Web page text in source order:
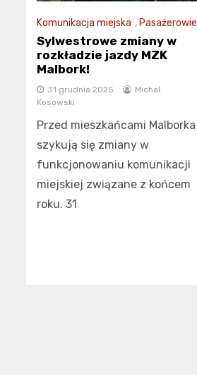
Komunikacja miejska , Pasażerowie
Sylwestrowe zmiany w
rozkładzie jazdy MZK
Malbork!
31 grudnia 2025
Michał
Kosowski
Przed mieszkańcami Malborka
szykują się zmiany w
funkcjonowaniu komunikacji
miejskiej związane z końcem
roku. 31